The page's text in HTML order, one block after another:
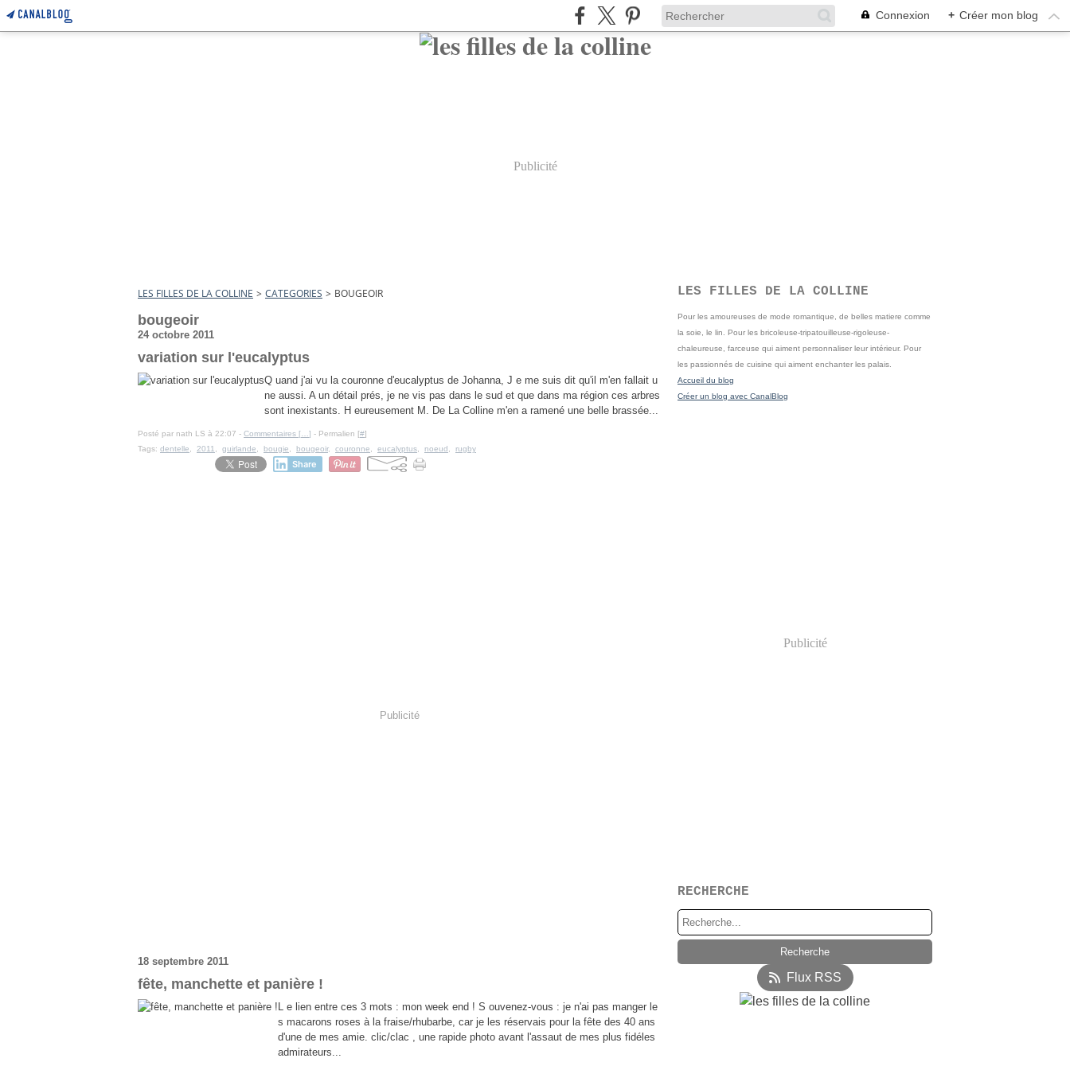
Connexion + Créer mon blog
Publicité
LES FILLES DE LA COLLINE > CATEGORIES > BOUGEOIR
bougeoir
24 octobre 2011
variation sur l'eucalyptus
Q uand j'ai vu la couronne d'eucalyptus de Johanna, J e me suis dit qu'il m'en fallait u
ne aussi. A un détail prés, je ne vis pas dans le sud et que dans ma région ces arbres
sont inexistants. H eureusement M. De La Colline m'en a ramené une belle brassée...
Posté par nath LS à 22:07 - Commentaires [ ] - Permalien [#]
Tags: dentelle 2011 guirlande bougie bougeoir, couronne eucalyptus noeud rugby
Share
Publicité
18 septembre 2011
fête, manchette et panière !
L e lien entre ces 3 mots : mon week end ! S ouvenez-vous : je n'ai pas manger le
s macarons roses à la fraise/rhubarbe, car je les réservais pour la fête des 40 ans
d'une de mes amie. clic/clac , une rapide photo avant l'assaut de mes plus fidéles
admirateurs...
LES FILLES DE LA COLLINE
Pour les amoureuses de mode romantique, de belles matiere comme
la soie, le lin. Pour les bricoleuse-tripatouilleuse-rigoleuse-
chaleureuse, farceuse qui aiment personnaliser leur intérieur. Pour
les passionnés de cuisine qui aiment enchanter les palais.
Accueil du blog
Créer un blog avec CanalBlog
Publicité
RECHERCHE
Flux RSS